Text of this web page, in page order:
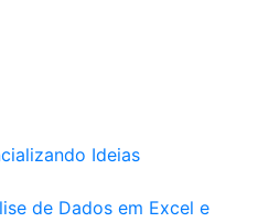
Ideias
de Dados em Excel e